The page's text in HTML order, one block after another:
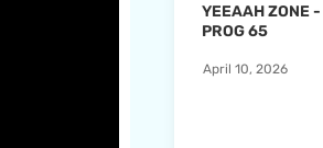
YEEAAH ZONE -
PROG 65
April 10, 2026